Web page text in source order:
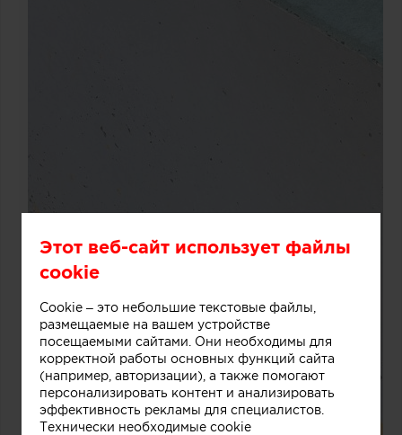
Этот веб-сайт использует файлы
cookie
Cookie – это небольшие текстовые файлы,
размещаемые на вашем устройстве
посещаемыми сайтами. Они необходимы для
корректной работы основных функций сайта
(например, авторизации), а также помогают
персонализировать контент и анализировать
эффективность рекламы для специалистов.
Технически необходимые cookie